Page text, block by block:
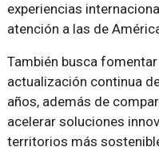
experiencias
atención a las de
También busca
actualización continua
años, además de
acelerar soluciones
territorios más